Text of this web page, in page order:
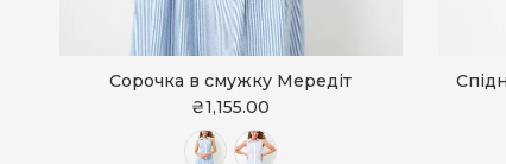
Сорочка в смужку Мередіт
₴1,155.00